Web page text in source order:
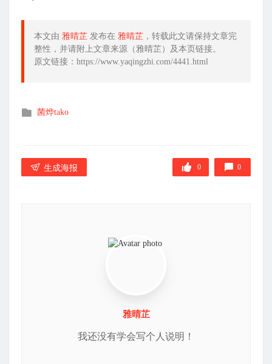
本文由 雅晴芷 发布在 雅晴芷 ，转载此文请保持文章完
整性，并请附上文章来源（雅晴芷）及本页链接。
原文链接：https://www.yaqingzhi.com/4441.html
发
菌烨tako
生成海报 0 0
雅晴芷
我还没有学会写个人说明！